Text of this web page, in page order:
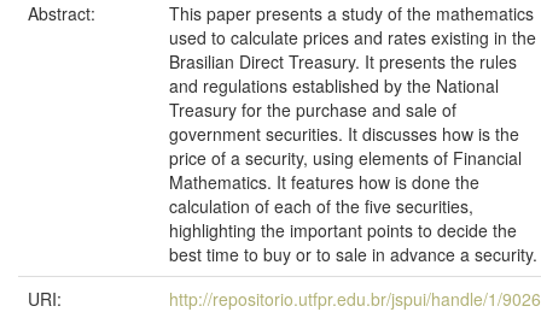
Abstract:
This paper presents a study of the mathematics
used to calculate prices and rates existing in the
Brasilian Direct Treasury. It presents the rules
and regulations established by the National
Treasury for the purchase and sale of
government securities. It discusses how is the
price of a security, using elements of Financial
Mathematics. It features how is done the
calculation of each of the five securities,
highlighting the important points to decide the
best time to buy or to sale in advance a security.
URI:
http://repositorio.utfpr.edu.br/jspui/handle/1/9026